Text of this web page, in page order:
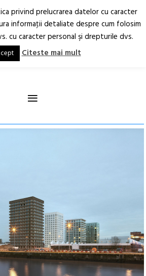
RO EN
≡
privind prelucrarea datelor cu caracter
informaţii detaliate despre cum folosim
cu caracter personal şi drepturile dvs.
Citeste mai mult